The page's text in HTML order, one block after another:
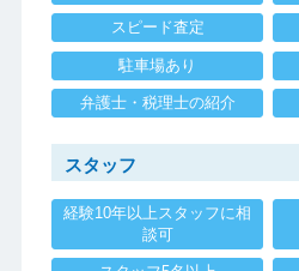
スピード査定
駐車場あり
弁護士・税理士の紹介
スタッフ
経験10年以上スタッフに相
談可